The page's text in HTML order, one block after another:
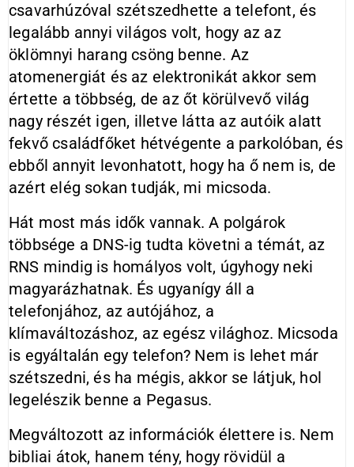
csavarhúzóval szétszedhette a telefont, és
legalább annyi világos volt, hogy az az
öklömnyi harang csöng benne. Az
atomenergiát és az elektronikát akkor sem
értette a többség, de az őt körülvevő világ
nagy részét igen, illetve látta az autóik alatt
fekvő családfőket hétvégente a parkolóban, és
ebből annyit levonhatott, hogy ha ő nem is, de
azért elég sokan tudják, mi micsoda.
Hát most más idők vannak. A polgárok
többsége a DNS-ig tudta követni a témát, az
RNS mindig is homályos volt, úgyhogy neki
magyarázhatnak. És ugyanígy áll a
telefonjához, az autójához, a
klímaváltozáshoz, az egész világhoz. Micsoda
is egyáltalán egy telefon? Nem is lehet már
szétszedni, és ha mégis, akkor se látjuk, hol
legelészik benne a Pegasus.
Megváltozott az információk élettere is. Nem
bibliai átok, hanem tény, hogy rövidül a